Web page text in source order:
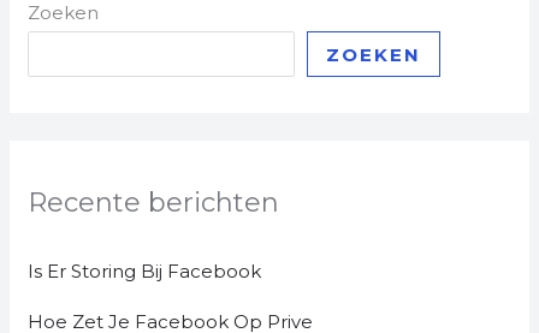
Zoeken
ZOEKEN
Recente berichten
Is Er Storing Bij Facebook
Hoe Zet Je Facebook Op Prive